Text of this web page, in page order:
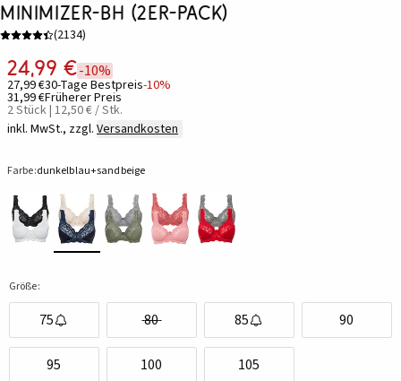
Minimizer-BH (2er-Pack)
(2134)
24,99 €-10%
27,99 €30-Tage Bestpreis-10%
31,99 €Früherer Preis
2 Stück | 12,50 € / Stk.
inkl. MwSt., zzgl. Versandkosten
Farbe:dunkelblau+sandbeige
Größe:
75 80 85 90
95 100 105